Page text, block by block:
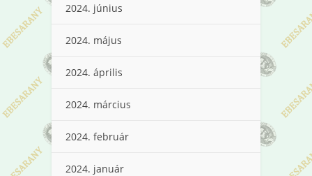
2024. június
2024. május
2024. április
2024. március
2024. február
2024. január